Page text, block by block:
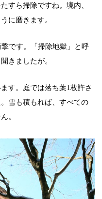
すら掃除ですね。境内、
に磨きます。
です。「掃除地獄」と呼
きましたが。
す。庭では落ち葉1枚許さ
雪も積もれば、すべての
。